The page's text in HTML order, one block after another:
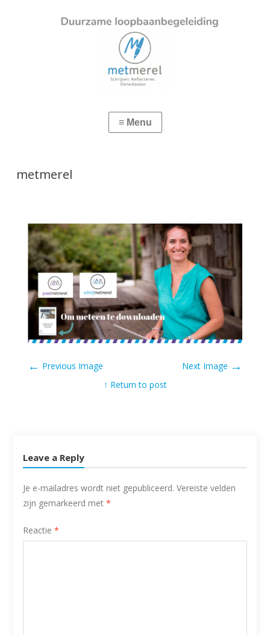
metmerel
← Previous Image Next Image →
↑ Return to post
Leave a Reply
Je e-mailadres wordt niet gepubliceerd. Vereiste velden
zijn gemarkeerd met *
Reactie *